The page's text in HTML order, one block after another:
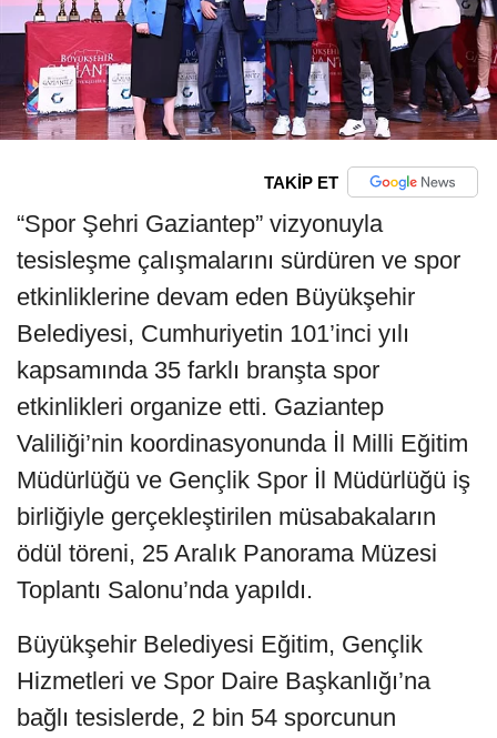
TAKİP ET
“Spor Şehri Gaziantep” vizyonuyla
tesisleşme çalışmalarını sürdüren ve spor
etkinliklerine devam eden Büyükşehir
Belediyesi, Cumhuriyetin 101’inci yılı
kapsamında 35 farklı branşta spor
etkinlikleri organize etti. Gaziantep
Valiliği’nin koordinasyonunda İl Milli Eğitim
Müdürlüğü ve Gençlik Spor İl Müdürlüğü iş
birliğiyle gerçekleştirilen müsabakaların
ödül töreni, 25 Aralık Panorama Müzesi
Toplantı Salonu’nda yapıldı.
Büyükşehir Belediyesi Eğitim, Gençlik
Hizmetleri ve Spor Daire Başkanlığı’na
bağlı tesislerde, 2 bin 54 sporcunun